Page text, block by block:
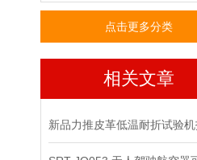
点击更多分类
相关文章